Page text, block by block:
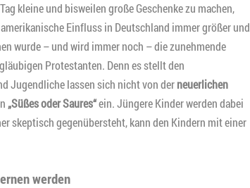
kleine und bisweilen große Geschenke zu machen,
Einfluss in Deutschland immer größer und
wurde – und wird immer noch – die zunehmende
Protestanten. Denn es stellt den
Jugendliche lassen sich nicht von derneuerlichen
„Süßes oder Saures“ein. Jüngere Kinder werden dabei
skeptisch gegenübersteht, kann den Kindern mit einer
werden